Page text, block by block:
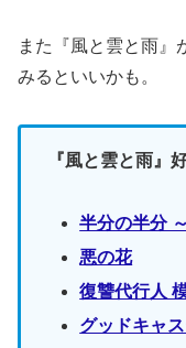
また『風と雲と雨』
みるといいかも。
『風と雲と雨』
半分の半分
悪の花
復讐代行人
グッドキャ